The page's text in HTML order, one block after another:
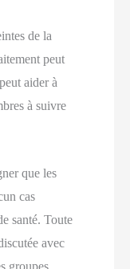
de la
peut
aider à
à suivre
que les
cas
santé. Toute
avec
groupes